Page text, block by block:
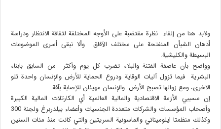
ولابد هنا من إلقاء نظرة مقتضبة على الأوجه المختلفة لثقافة الانتظار ودراسة
أذهان الشبأن المنفتحة على مختلف الآفاق وألا نبقى أسرى الموضوعات
البسيطة والكليشية.
وواضح بأن عاصفة الفتنة والبلاء تضرب كل يوم وأكثر من السابق بابناء
البشرية فيما تزول آليات الوقاية ودروع الحماية للأرض والإنسان واحدة تلو
الاخرى، ومع زوالها تصبح الأرض والإنسان مهيئان للإصابة بآفة.
إن مسببي الأزمة الاقتصادية والمالية العالمية أي الكارتلات المالية الكبيرة
وأصحاب المؤسسات والشركات متعددة الجنسيات وأعضاء بيلدربرغ ولجنة 300
وكذلك منظمتا ايلوميناتي والماسونية السريتين والتي كانت منذ مئات السنين